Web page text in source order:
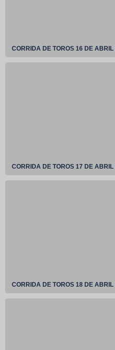
CORRIDA DE TOROS 16 DE
CORRIDA DE TOROS 17 DE
CORRIDA DE TOROS 18 DE